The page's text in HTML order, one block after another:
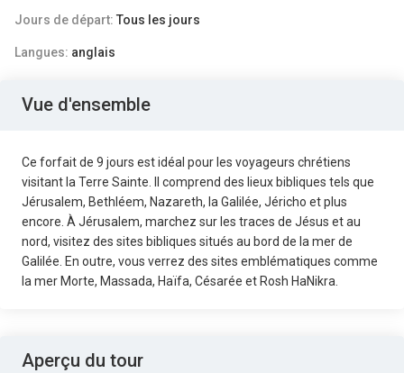
Jours de départ: Tous les jours
Langues: anglais
Vue d'ensemble
Ce forfait de 9 jours est idéal pour les voyageurs chrétiens
visitant la Terre Sainte. Il comprend des lieux bibliques tels que
Jérusalem, Bethléem, Nazareth, la Galilée, Jéricho et plus
encore. À Jérusalem, marchez sur les traces de Jésus et au
nord, visitez des sites bibliques situés au bord de la mer de
Galilée. En outre, vous verrez des sites emblématiques comme
la mer Morte, Massada, Haïfa, Césarée et Rosh HaNikra.
Aperçu du tour